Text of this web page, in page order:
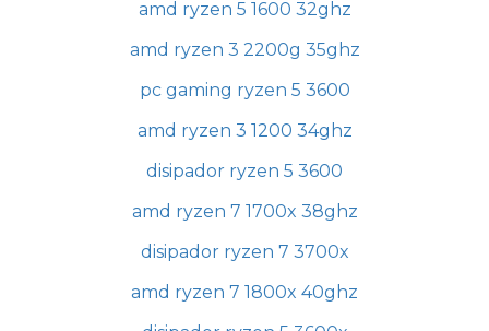
amd ryzen 5 1600 32ghz
amd ryzen 3 2200g 35ghz
pc gaming ryzen 5 3600
amd ryzen 3 1200 34ghz
disipador ryzen 5 3600
amd ryzen 7 1700x 38ghz
disipador ryzen 7 3700x
amd ryzen 7 1800x 40ghz